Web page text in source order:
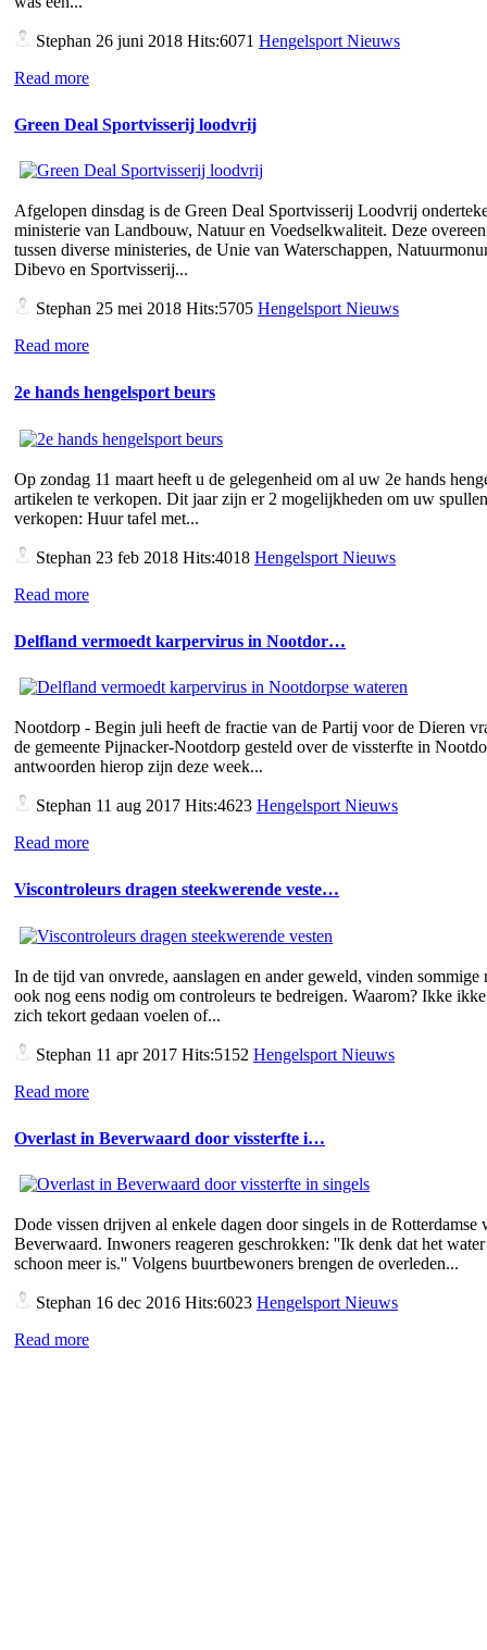
Stephan 26 juni 2018 Hits:6071 Hengelsport Nieuws
Read more
Green Deal Sportvisserij loodvrij
Afgelopen dinsdag is de Green Deal Sportvisserij Loodvrij
ministerie van Landbouw, Natuur en Voedselkwaliteit. Deze
tussen diverse ministeries, de Unie van Waterschappen,
Dibevo en Sportvisserij...
Stephan 25 mei 2018 Hits:5705 Hengelsport Nieuws
Read more
2e hands hengelsport beurs
Op zondag 11 maart heeft u de gelegenheid om al uw 2e hands
artikelen te verkopen. Dit jaar zijn er 2 mogelijkheden om uw
verkopen: Huur tafel met...
Stephan 23 feb 2018 Hits:4018 Hengelsport Nieuws
Read more
Delfland vermoedt karpervirus in Nootdor…
Nootdorp - Begin juli heeft de fractie van de Partij voor de Dieren
de gemeente Pijnacker-Nootdorp gesteld over de vissterfte in
antwoorden hierop zijn deze week...
Stephan 11 aug 2017 Hits:4623 Hengelsport Nieuws
Read more
Viscontroleurs dragen steekwerende veste…
In de tijd van onvrede, aanslagen en ander geweld, vinden sommige
ook nog eens nodig om controleurs te bedreigen. Waarom? Ikke
zich tekort gedaan voelen of...
Stephan 11 apr 2017 Hits:5152 Hengelsport Nieuws
Read more
Overlast in Beverwaard door vissterfte i…
Dode vissen drijven al enkele dagen door singels in de Rotterdamse
Beverwaard. Inwoners reageren geschrokken: ''Ik denk dat het
schoon meer is.'' Volgens buurtbewoners brengen de overleden...
Stephan 16 dec 2016 Hits:6023 Hengelsport Nieuws
Read more